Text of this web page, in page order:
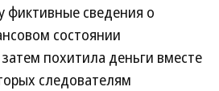
фиктивные сведения о
состоянии
похитила деньги вместе
следователям